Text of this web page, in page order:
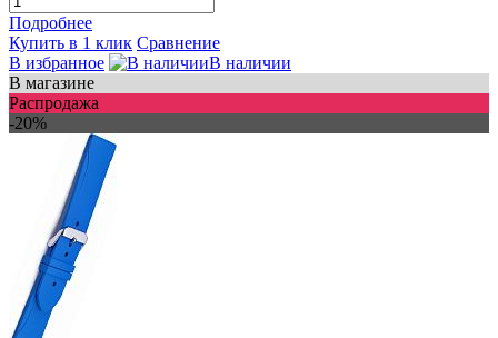
Подробнее
Купить в 1 клик Сравнение
В избранное
В наличии
В магазине
Распродажа
-20%